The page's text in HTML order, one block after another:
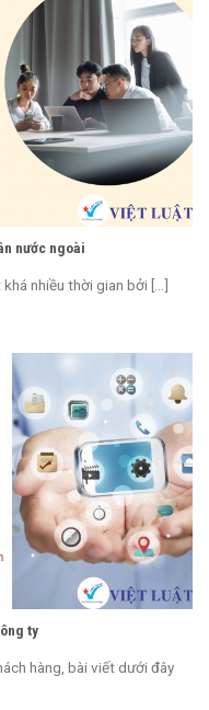
nước ngoài
nhiều thời gian bởi [...]
ty
hàng, bài viết dưới đây